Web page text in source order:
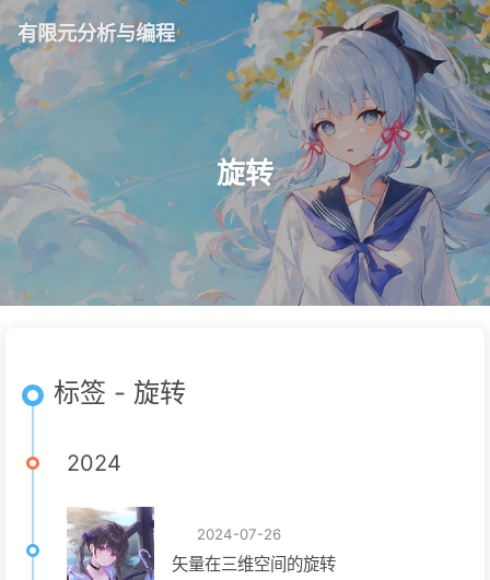
有限元分析与编程
旋转
标签 - 旋转
2024
2024-07-26
矢量在三维空间的旋转